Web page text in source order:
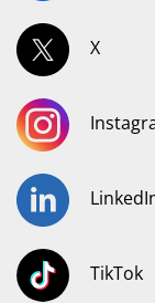
X
TikTok